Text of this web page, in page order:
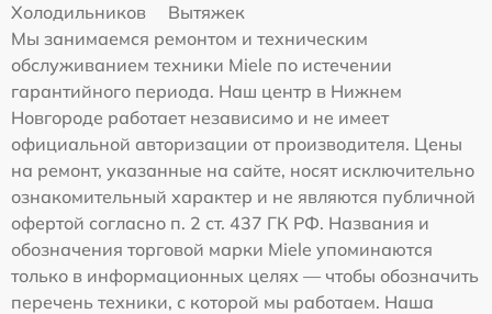
Холодильников
Вытяжек
Мы занимаемся ремонтом и техническим
обслуживанием техники Miele по истечении
гарантийного периода. Наш центр в Нижнем
Новгороде работает независимо и не имеет
официальной авторизации от производителя. Цены
на ремонт, указанные на сайте, носят исключительно
ознакомительный характер и не являются публичной
офертой согласно п. 2 ст. 437 ГК РФ. Названия и
обозначения торговой марки Miele упоминаются
только в информационных целях — чтобы обозначить
перечень техники, с которой мы работаем. Наша